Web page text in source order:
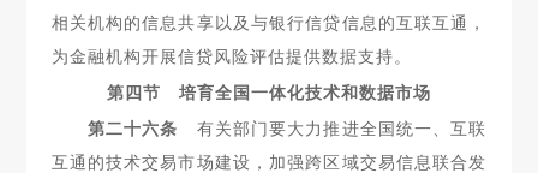
相关机构的信息共享以及与银行信贷信息的互联互通，
为金融机构开展信贷风险评估提供数据支持。
第四节 培育全国一体化技术和数据市场
第二十六条 有关部门要大力推进全国统一、互联
互通的技术交易市场建设，加强跨区域交易信息联合发